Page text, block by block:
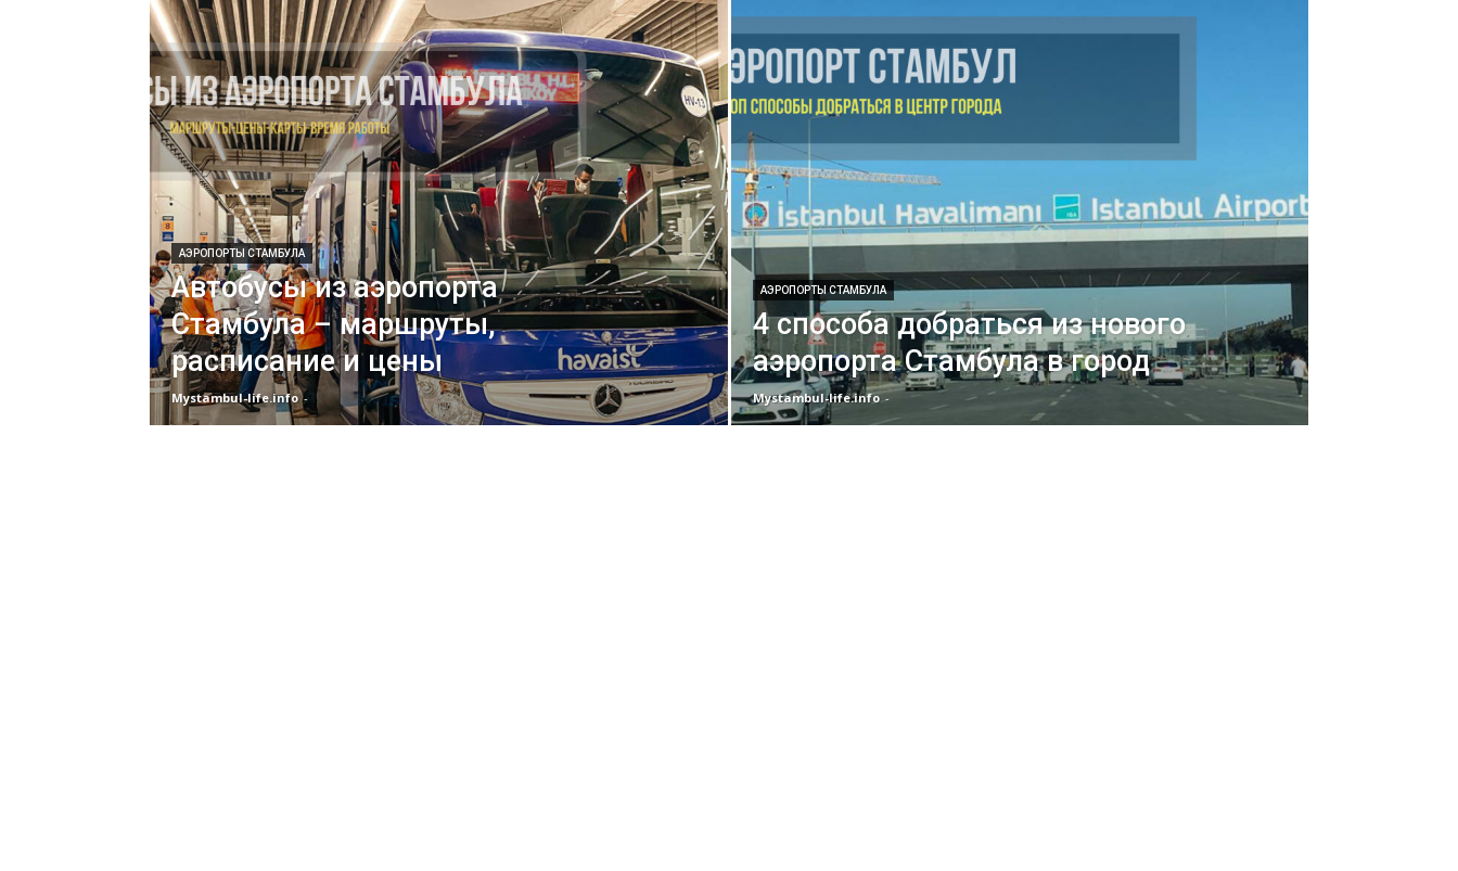
АЭРОПОРТЫ СТАМБУЛА
Автобусы из аэропорта
Стамбула – маршруты,
расписание и цены
Mystambul-life.info -
АЭРОПОРТЫ СТАМБУЛА
4 способа добраться из нового
аэропорта Стамбула в город
Mystambul-life.info -